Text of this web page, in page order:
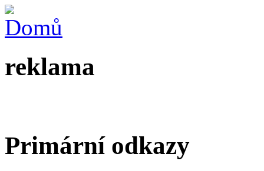
reklama
Primární odkazy